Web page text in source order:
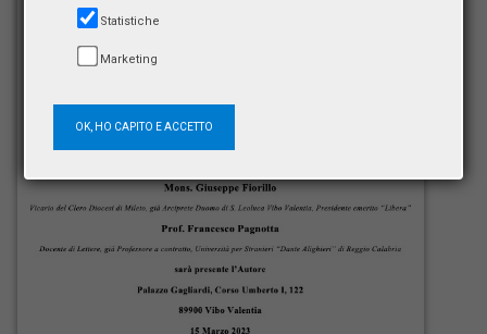
Statistiche
Marketing
OK, HO CAPITO E ACCETTO